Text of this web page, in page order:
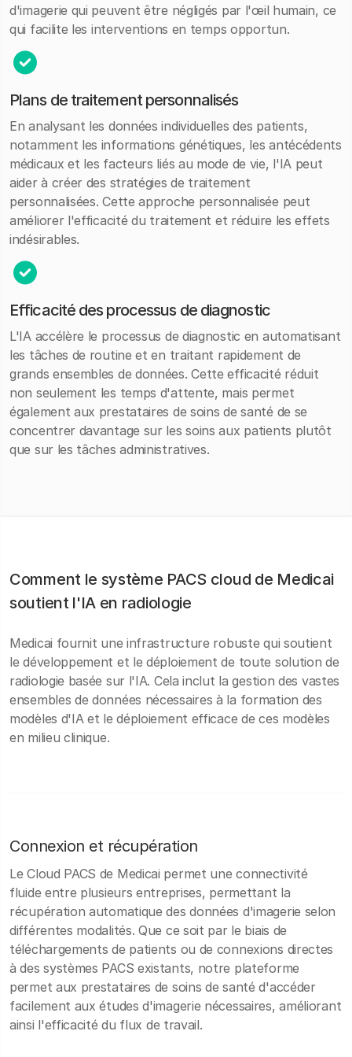
d'imagerie qui peuvent être négligés par l'œil humain, ce
qui facilite les interventions en temps opportun.
Plans de traitement personnalisés
En analysant les données individuelles des patients,
notamment les informations génétiques, les antécédents
médicaux et les facteurs liés au mode de vie, l'IA peut
aider à créer des stratégies de traitement
personnalisées. Cette approche personnalisée peut
améliorer l'efficacité du traitement et réduire les effets
indésirables.
Efficacité des processus de diagnostic
L'IA accélère le processus de diagnostic en automatisant
les tâches de routine et en traitant rapidement de
grands ensembles de données. Cette efficacité réduit
non seulement les temps d'attente, mais permet
également aux prestataires de soins de santé de se
concentrer davantage sur les soins aux patients plutôt
que sur les tâches administratives.
Comment le système PACS cloud de Medicai
soutient l'IA en radiologie
Medicai fournit une infrastructure robuste qui soutient
le développement et le déploiement de toute solution de
radiologie basée sur l'IA. Cela inclut la gestion des vastes
ensembles de données nécessaires à la formation des
modèles d'IA et le déploiement efficace de ces modèles
en milieu clinique.
Connexion et récupération
Le Cloud PACS de Medicai permet une connectivité
fluide entre plusieurs entreprises, permettant la
récupération automatique des données d'imagerie selon
différentes modalités. Que ce soit par le biais de
téléchargements de patients ou de connexions directes
à des systèmes PACS existants, notre plateforme
permet aux prestataires de soins de santé d'accéder
facilement aux études d'imagerie nécessaires, améliorant
ainsi l'efficacité du flux de travail.